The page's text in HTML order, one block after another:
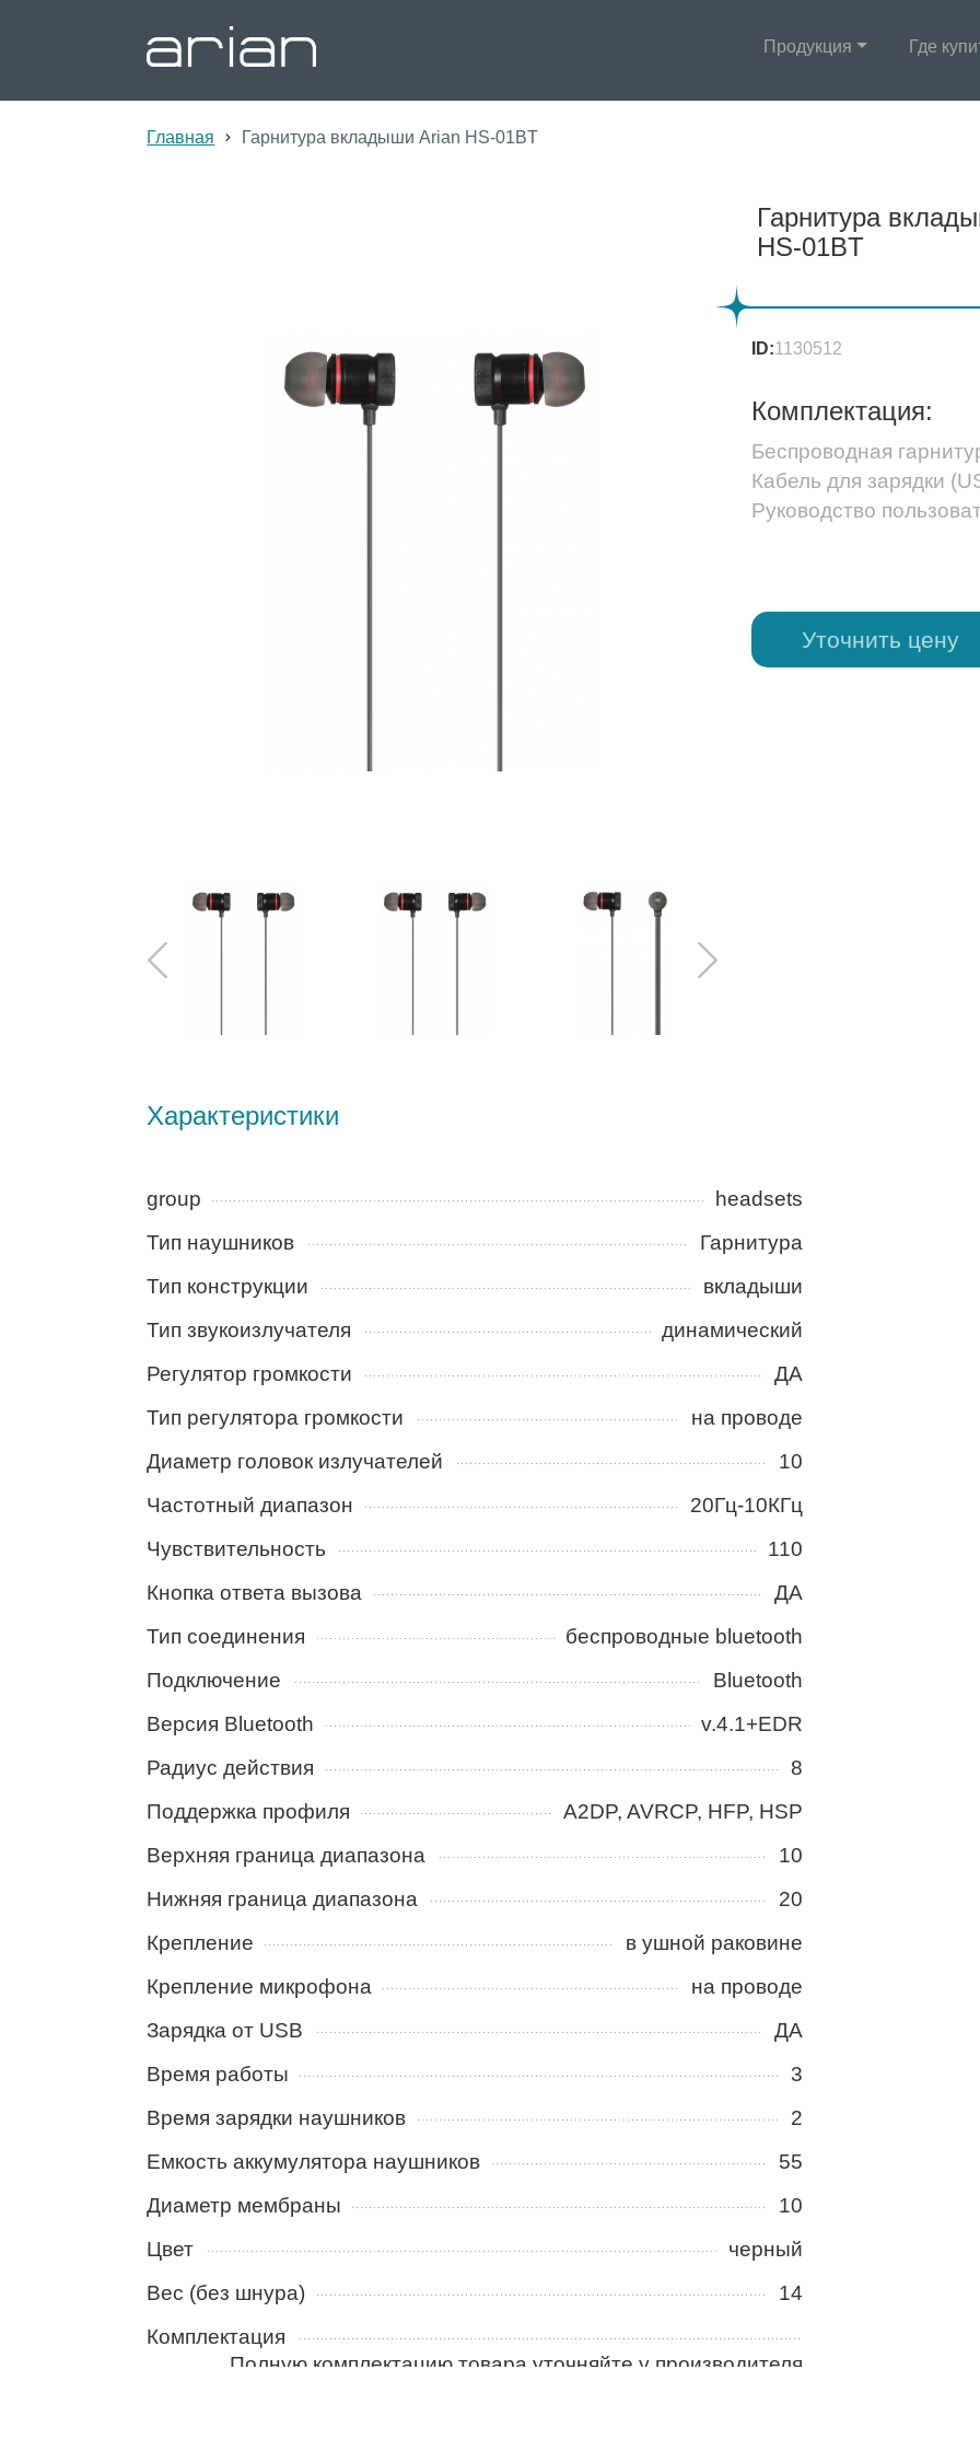
Продукция Где
Главная Гарнитура вкладыши Arian HS-01BT
Гарнитура
HS-01BT
ID:1130512
Комплектация:
Беспроводная
Кабель для зарядки
Руководство
Уточнить цену
Характеристики
group
headsets
Тип наушников
Гарнитура
Тип конструкции
вкладыши
Тип звукоизлучателя
динамический
Регулятор громкости
ДА
Тип регулятора громкости
на проводе
Диаметр головок излучателей
10
Частотный диапазон
20Гц-10КГц
Чувствительность
110
Кнопка ответа вызова
ДА
Тип соединения
беспроводные bluetooth
Подключение
Bluetooth
Версия Bluetooth
v.4.1+EDR
Радиус действия
8
Поддержка профиля
A2DP, AVRCP, HFP, HSP
Верхняя граница диапазона
10
Нижняя граница диапазона
20
Крепление
в ушной раковине
Крепление микрофона
на проводе
Зарядка от USB
ДА
Время работы
3
Время зарядки наушников
2
Емкость аккумулятора наушников
55
Диаметр мембраны
10
Цвет
черный
Вес (без шнура)
14
Комплектация
Полную комплектацию товара уточняйте у производителя